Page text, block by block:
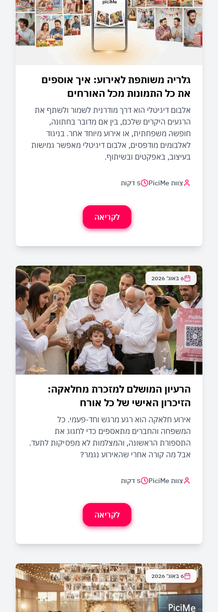
גלריה משותפת לאירוע: איך אוספים
את כל התמונות מכל האורחים
אלבום דיגיטלי הוא דרך מודרנית לשמור ולשתף את
הרגעים היקרים שלכם, בין אם מדובר בחתונה,
חופשה משפחתית, או אירוע מיוחד אחר. בניגוד
לאלבומים מודפסים, אלבום דיגיטלי מאפשר גמישות
בעיצוב, באפקטים ובשיתוף.
צוות PiciMe 5 דקות
לקריאה
6 באוג׳ 2026
הרעיון המושלם למזכרת מחלאקה:
הזיכרון האישי של כל אורח
אירוע חלאקה הוא רגע מרגש וחד-פעמי. כל
המשפחה והחברים מתאספים כדי לחגוג את
התספורת הראשונה, והמצלמות לא מפסיקות לתעד.
אבל מה קורה אחרי שהאירוע נגמר?
צוות PiciMe 5 דקות
לקריאה
6 באוג׳ 2026